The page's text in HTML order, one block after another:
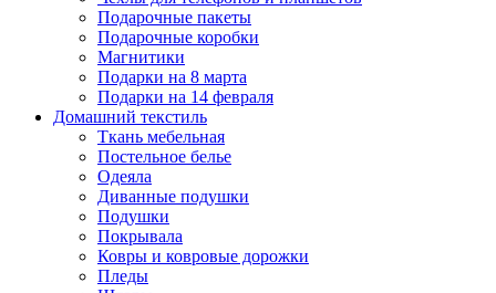
Подарочные пакеты
Подарочные коробки
Магнитики
Подарки на 8 марта
Подарки на 14 февраля
Домашний текстиль
Ткань мебельная
Постельное белье
Одеяла
Диванные подушки
Подушки
Покрывала
Ковры и ковровые дорожки
Пледы